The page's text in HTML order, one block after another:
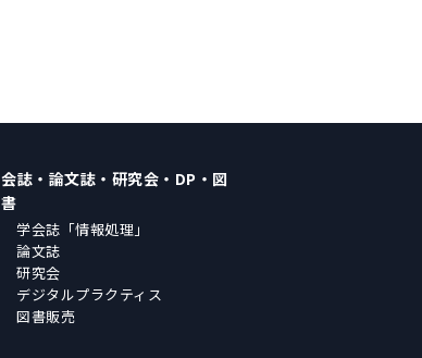
会誌・論文誌・研究会・DP・図
書
学会誌「情報処理」
論文誌
研究会
デジタルプラクティス
図書販売